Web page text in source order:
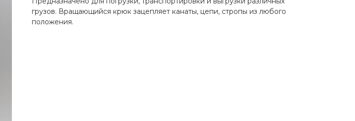
грузов. Вращающийся крюк зацепляет канаты, цепи, стропы из любого
положения.